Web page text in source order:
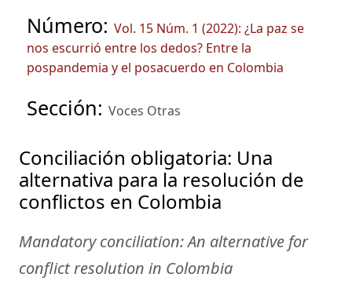
Número: Vol. 15 Núm. 1 (2022): ¿La paz se
nos escurrió entre los dedos? Entre la
pospandemia y el posacuerdo en Colombia
Sección: Voces Otras
Conciliación obligatoria: Una
alternativa para la resolución de
conflictos en Colombia
Mandatory conciliation: An alternative for
conflict resolution in Colombia